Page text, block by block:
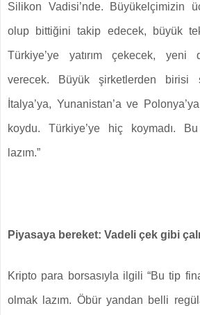
Silikon Vadisi’nde. Büyükelçimizin
olup bittiğini takip edecek, büyük
Türkiye’ye yatırım çekecek, yeni
verecek. Büyük şirketlerden birisi
İtalya’ya, Yunanistan’a ve
koydu. Türkiye’ye hiç koymadı. Bu
lazım.”
Piyasaya bereket: Vadeli çek gibi
Kripto para borsasıyla ilgili “Bu tip
olmak lazım. Öbür yandan belli